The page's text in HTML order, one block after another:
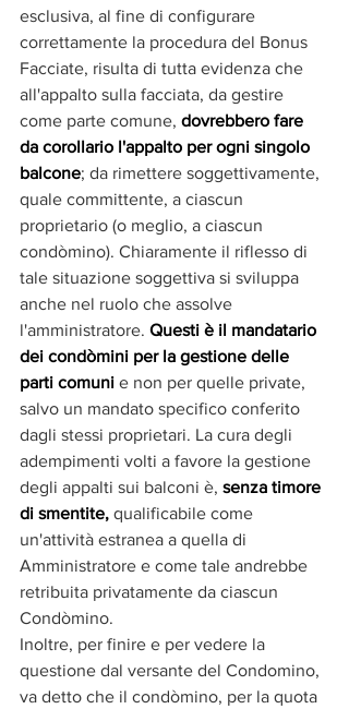
esclusiva, al fine di configurare
correttamente la procedura del Bonus
Facciate, risulta di tutta evidenza che
all'appalto sulla facciata, da gestire
come parte comune, dovrebbero fare
da corollario l'appalto per ogni singolo
balcone; da rimettere soggettivamente,
quale committente, a ciascun
proprietario (o meglio, a ciascun
condòmino). Chiaramente il riflesso di
tale situazione soggettiva si sviluppa
anche nel ruolo che assolve
l'amministratore. Questi è il mandatario
dei condòmini per la gestione delle
parti comuni e non per quelle private,
salvo un mandato specifico conferito
dagli stessi proprietari. La cura degli
adempimenti volti a favore la gestione
degli appalti sui balconi è, senza timore
di smentite, qualificabile come
un'attività estranea a quella di
Amministratore e come tale andrebbe
retribuita privatamente da ciascun
Condòmino.
Inoltre, per finire e per vedere la
questione dal versante del Condomino,
va detto che il condòmino, per la quota